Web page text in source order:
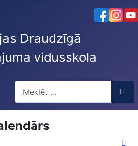
Draudzīgā
vidusskola
Type 2 or more characters for